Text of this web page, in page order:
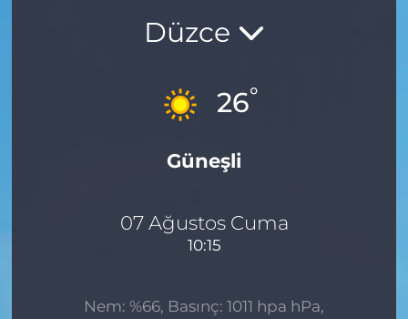
Düzce
26°
Güneşli
07 Ağustos Cuma
10:15
Nem: %66, Basınç: 1011 hpa hPa,